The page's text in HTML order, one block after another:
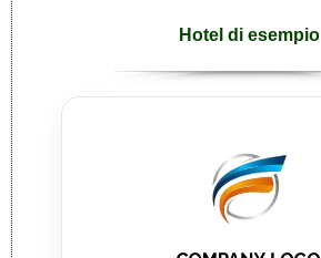
Hotel di esempio